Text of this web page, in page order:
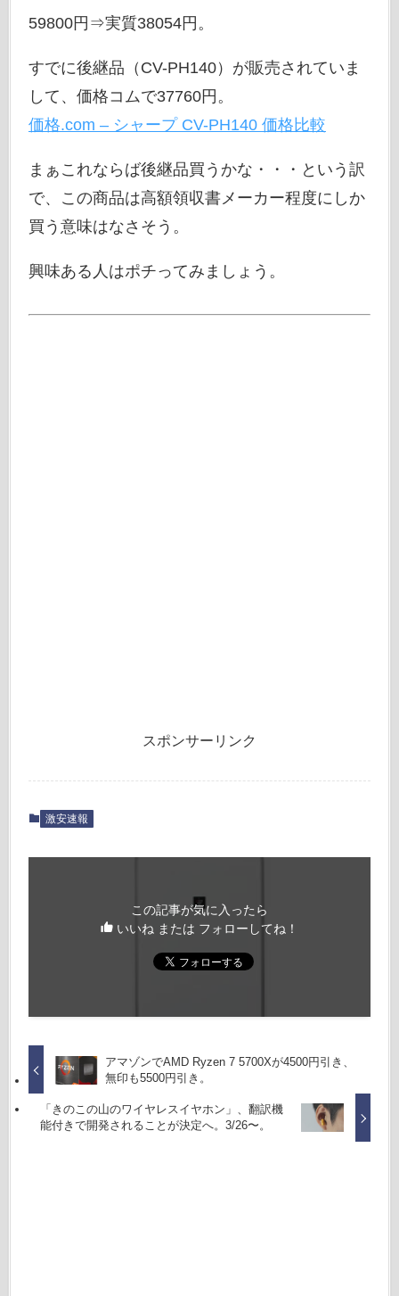
59800円⇒実質38054円。
すでに後継品（CV-PH140）が販売されていま
して、価格コムで37760円。
価格.com – シャープ CV-PH140 価格比較
まぁこれならば後継品買うかな・・・という訳
で、この商品は高額領収書メーカー程度にしか
買う意味はなさそう。
興味ある人はポチってみましょう。
スポンサーリンク
激安速報
この記事が気に入ったら
いいね または フォローしてね！
アマゾンでAMD Ryzen 7 5700Xが4500円引き、
無印も5500円引き。
「きのこの山のワイヤレスイヤホン」、翻訳機
能付きで開発されることが決定へ。3/26〜。